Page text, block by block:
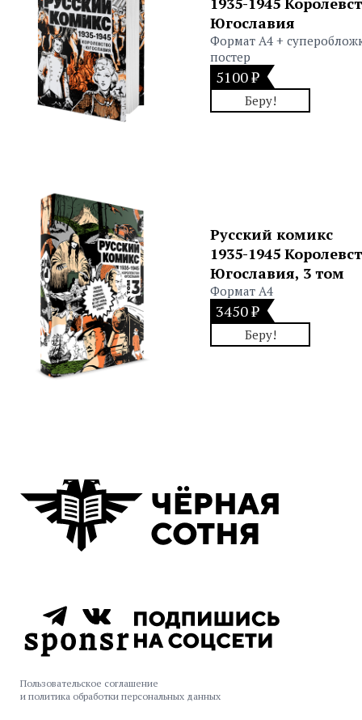
Югославия
Формат А4 +
постер
5100 ₽
Беру!
Русский комикс
1935-1945
Югославия, 3 том
Формат А4
3450 ₽
Беру!
Пользовательское соглашение
и политика обработки персональных данных